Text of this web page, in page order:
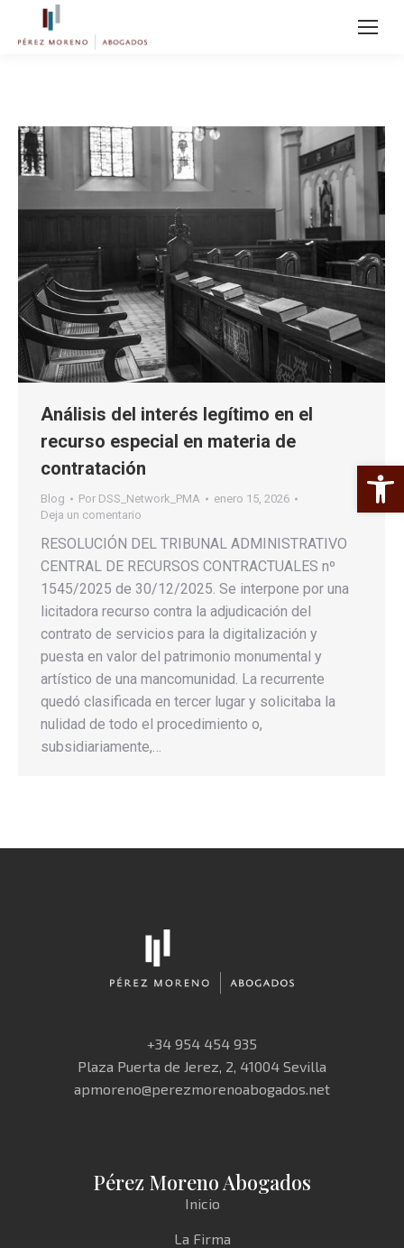
Abrir
Análisis del interés legítimo en el
recurso especial en materia de
contratación
Blog Por DSS_Network_PMA
enero 15, 2026
Deja un comentario
RESOLUCIÓN DEL TRIBUNAL ADMINISTRATIVO
CENTRAL DE RECURSOS CONTRACTUALES nº
1545/2025 de 30/12/2025. Se interpone por una
licitadora recurso contra la adjudicación del
contrato de servicios para la digitalización y
puesta en valor del patrimonio monumental y
artístico de una mancomunidad. La recurrente
quedó clasificada en tercer lugar y solicitaba la
nulidad de todo el procedimiento o,
subsidiariamente,…
+34 954 454 935
Plaza Puerta de Jerez, 2, 41004 Sevilla
apmoreno@perezmorenoabogados.net
Pérez Moreno Abogados
Inicio
La Firma